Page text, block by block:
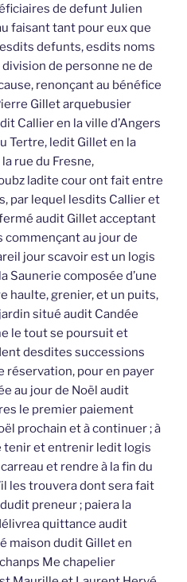
de defunt Julien
faisant tant pour eux que
defunts, esdits noms
de personne ne de
renonçant au bénéfice
Gillet arquebusier
Callier en la ville d’Angers
Tertre, ledit Gillet en la
rue du Fresne,
ladite cour ont fait entre
par lequel lesdits Callier et
audit Gillet acceptant
commençant au jour de
jour scavoir est un logis
Saunerie composée d’une
haulte, grenier, et un puits,
situé audit Candée
le tout se poursuit et
desdites successions
réservation, pour en payer
au jour de Noël audit
le premier paiement
prochain et à continuer ; à
tenir et entrenir ledit logis
et rendre à la fin du
les trouvera dont sera fait
preneur ; paiera la
quittance audit
maison dudit Gillet en
Me chapelier